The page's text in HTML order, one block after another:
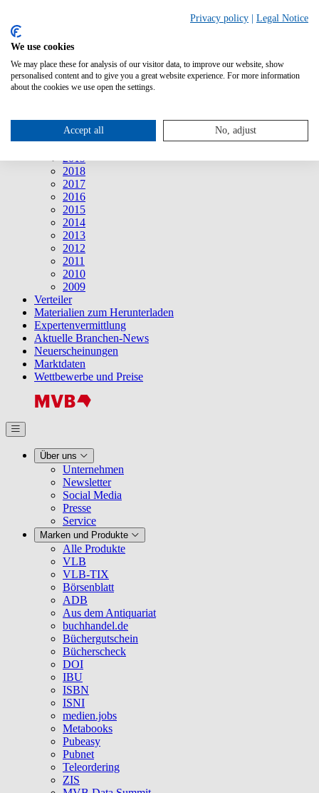
Mitteilungen
2026
2025
2024
2022
2021
2020
2019
2018
2017
2016
2015
2014
2013
2012
2011
2010
2009
Verteiler
Materialien zum Herunterladen
Expertenvermittlung
Aktuelle Branchen-News
Neuerscheinungen
Marktdaten
Wettbewerbe und Preise
Über uns
Unternehmen
Newsletter
Social Media
Presse
Service
Marken und Produkte
Alle Produkte
VLB
VLB-TIX
Börsenblatt
ADB
Aus dem Antiquariat
buchhandel.de
Büchergutschein
Bücherscheck
DOI
IBU
ISBN
ISNI
medien.jobs
Metabooks
Pubeasy
Pubnet
Teleordering
ZIS
Privacy policy Legal Notice
We use cookies
We may place these for analysis of our visitor data, to improve our website, show
personalised content and to give you a great website experience. For more information
about the cookies we use open the settings.
Accept all No, adjust